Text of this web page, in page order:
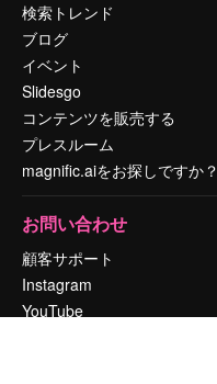
検索トレンド
ブログ
イベント
Slidesgo
コンテンツを販売する
プレスルーム
magnific.aiをお探しですか？
お問い合わせ
顧客サポート
Instagram
YouTube